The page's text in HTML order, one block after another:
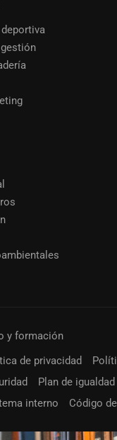
y formación
de privacidad
Plan de igualdad
interno
Código